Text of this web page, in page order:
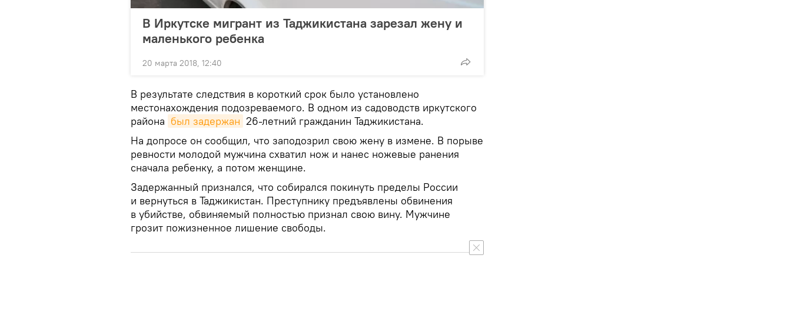
В Иркутске мигрант из Таджикистана зарезал жену и
маленького ребенка
20 марта 2018, 12:40
В результате следствия в короткий срок было установлено
местонахождения подозреваемого. В одном из садоводств иркутского
района был задержан 26-летний гражданин Таджикистана.
На допросе он сообщил, что заподозрил свою жену в измене. В порыве
ревности молодой мужчина схватил нож и нанес ножевые ранения
сначала ребенку, а потом женщине.
Задержанный признался, что собирался покинуть пределы России
и вернуться в Таджикистан. Преступнику предъявлены обвинения
в убийстве, обвиняемый полностью признал свою вину. Мужчине
грозит пожизненное лишение свободы.